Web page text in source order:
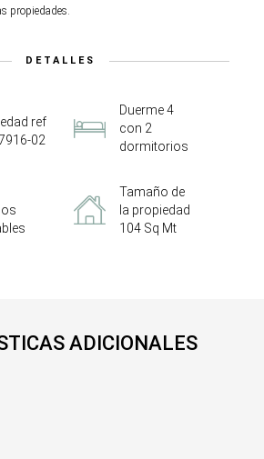
propiedades.
DETALLES
ref
02
Duerme 4
con 2
dormitorios
Tamaño de
la propiedad
104 Sq Mt
ADICIONALES